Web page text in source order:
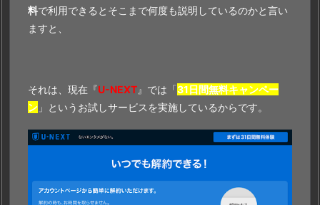
料で利用できるとそこまで何度も説明しているのかと言い
ますと、
それは、現在『U-NEXT』では「31日間無料キャンペー
ン 」というお試しサービスを実施しているからです。